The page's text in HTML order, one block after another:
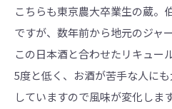
こちらも東京農大卒業生の蔵。
ですが、数年前から地元のジャ
この日本酒と合わせたリキュー
5度と低く、お酒が苦手な人に
していますので風味が変化しま